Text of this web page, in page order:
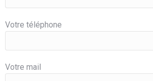
Votre téléphone
Votre mail